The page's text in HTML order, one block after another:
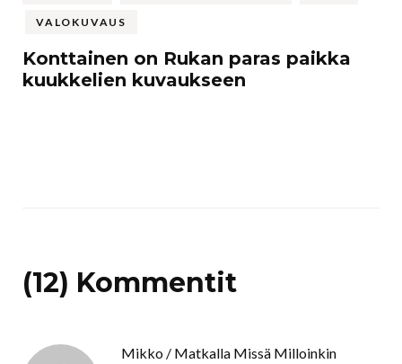
VALOKUVAUS
Konttainen on Rukan paras paikka
kuukkelien kuvaukseen
(12) Kommentit
Mikko / Matkalla Missä Milloinkin